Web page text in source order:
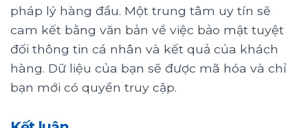
pháp lý hàng đầu. Một trung tâm uy tín sẽ
cam kết bằng văn bản về việc bảo mật tuyệt
đối thông tin cá nhân và kết quả của khách
hàng. Dữ liệu của bạn sẽ được mã hóa và chỉ
bạn mới có quyền truy cập.